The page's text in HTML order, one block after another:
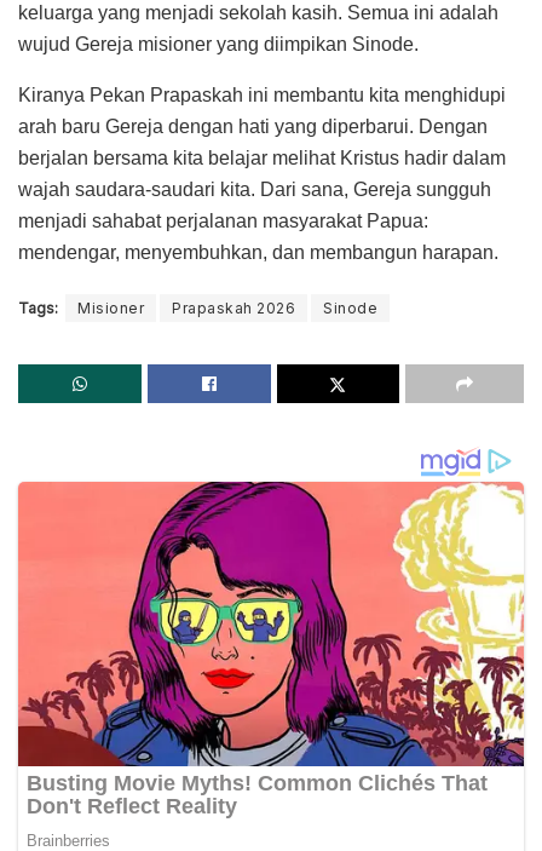
keluarga yang menjadi sekolah kasih. Semua ini adalah
wujud Gereja misioner yang diimpikan Sinode.
Kiranya Pekan Prapaskah ini membantu kita menghidupi
arah baru Gereja dengan hati yang diperbarui. Dengan
berjalan bersama kita belajar melihat Kristus hadir dalam
wajah saudara-saudari kita. Dari sana, Gereja sungguh
menjadi sahabat perjalanan masyarakat Papua:
mendengar, menyembuhkan, dan membangun harapan.
Tags: Misioner Prapaskah 2026 Sinode